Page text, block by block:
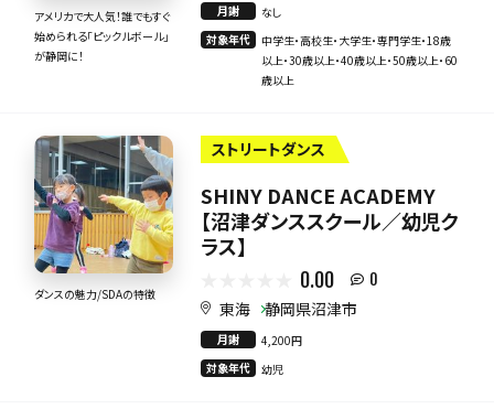
アメリカで大人気！誰でもすぐ
始められる「ピックルボール」
が静岡に！
月謝
なし
対象年代
中学生・高校生・大学生・専門学生・18歳
以上・30歳以上・40歳以上・50歳以上・60
歳以上
ダンスの魅力/SDAの特徴
ストリートダンス
SHINY DANCE ACADEMY
【沼津ダンススクール／幼児ク
ラス】
0.00 0
東海 静岡県沼津市
月謝
4,200円
対象年代
幼児